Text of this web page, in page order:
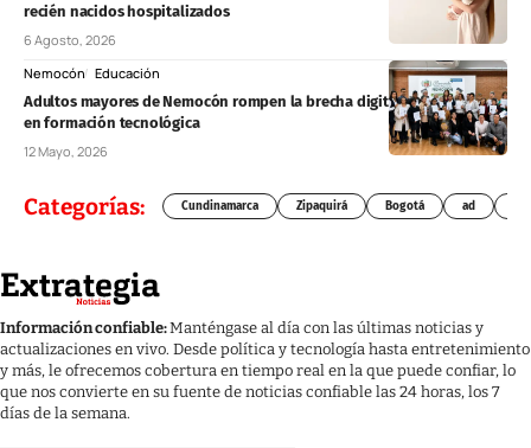
recién nacidos hospitalizados
6 Agosto, 2026
Nemocón Educación
Adultos mayores de Nemocón rompen la brecha digital tras graduarse
en formación tecnológica
12 Mayo, 2026
Categorías: Cundinamarca Zipaquirá Bogotá ad
Información confiable:Manténgase al día con las últimas noticias y
actualizaciones en vivo. Desde política y tecnología hasta entretenimiento
y más, le ofrecemos cobertura en tiempo real en la que puede confiar, lo
que nos convierte en su fuente de noticias confiable las 24 horas, los 7
días de la semana.